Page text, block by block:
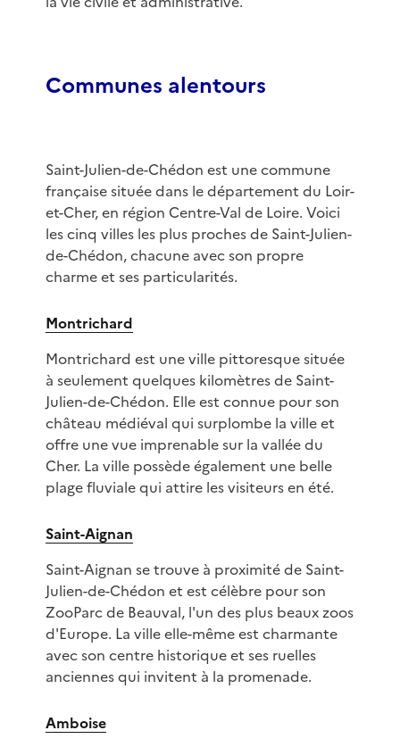
Communes alentours
Saint-Julien-de-Chédon est une commune
française située dans le département du Loir-
et-Cher, en région Centre-Val de Loire. Voici
les cinq villes les plus proches de Saint-Julien-
de-Chédon, chacune avec son propre
charme et ses particularités.
Montrichard
Montrichard est une ville pittoresque située
à seulement quelques kilomètres de Saint-
Julien-de-Chédon. Elle est connue pour son
château médiéval qui surplombe la ville et
offre une vue imprenable sur la vallée du
Cher. La ville possède également une belle
plage fluviale qui attire les visiteurs en été.
Saint-Aignan
Saint-Aignan se trouve à proximité de Saint-
Julien-de-Chédon et est célèbre pour son
ZooParc de Beauval, l'un des plus beaux zoos
d'Europe. La ville elle-même est charmante
avec son centre historique et ses ruelles
anciennes qui invitent à la promenade.
Amboise